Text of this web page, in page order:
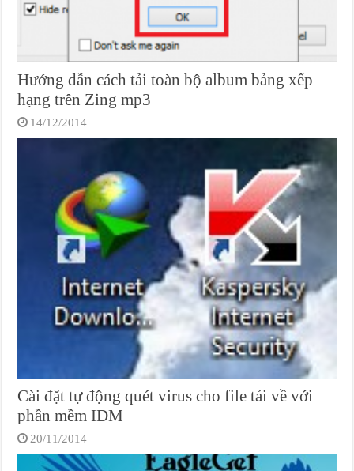
Hướng dẫn cách tải toàn bộ album bảng xếp
hạng trên Zing mp3
14/12/2014
Cài đặt tự động quét virus cho file tải về với
phần mềm IDM
20/11/2014